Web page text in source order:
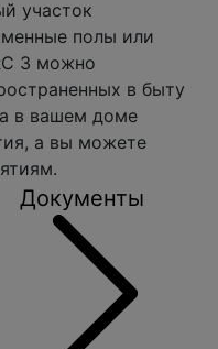
участок
полы или
3 можно
в быту
в вашем доме
а вы можете
Документы